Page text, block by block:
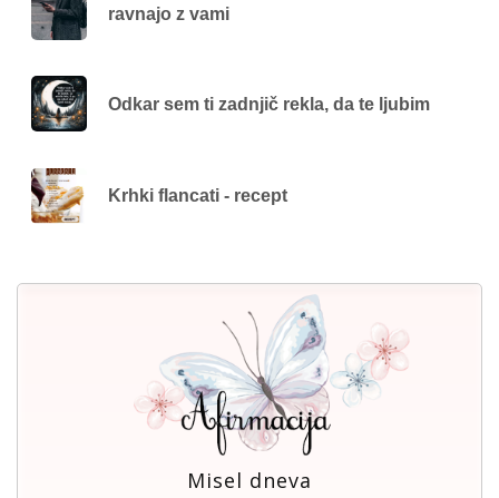
ravnajo z vami
Odkar sem ti zadnjič rekla, da te ljubim
Krhki flancati - recept
Misel dneva